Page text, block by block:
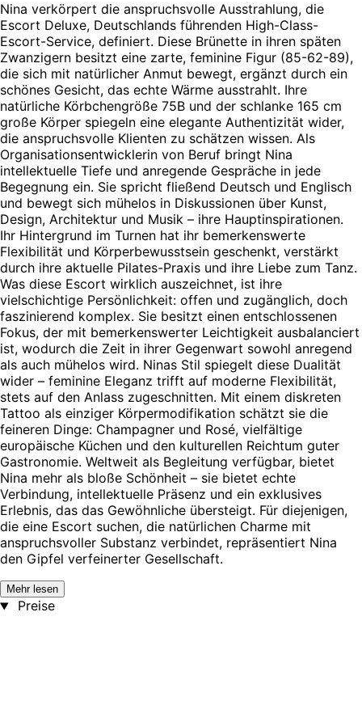
Nina verkörpert die anspruchsvolle Ausstrahlung, die
Escort Deluxe, Deutschlands führenden High-Class-
Escort-Service, definiert. Diese Brünette in ihren späten
Zwanzigern besitzt eine zarte, feminine Figur (85-62-89),
die sich mit natürlicher Anmut bewegt, ergänzt durch ein
schönes Gesicht, das echte Wärme ausstrahlt. Ihre
natürliche Körbchengröße 75B und der schlanke 165 cm
große Körper spiegeln eine elegante Authentizität wider,
die anspruchsvolle Klienten zu schätzen wissen. Als
Organisationsentwicklerin von Beruf bringt Nina
intellektuelle Tiefe und anregende Gespräche in jede
Begegnung ein. Sie spricht fließend Deutsch und Englisch
und bewegt sich mühelos in Diskussionen über Kunst,
Design, Architektur und Musik – ihre Hauptinspirationen.
Ihr Hintergrund im Turnen hat ihr bemerkenswerte
Flexibilität und Körperbewusstsein geschenkt, verstärkt
durch ihre aktuelle Pilates-Praxis und ihre Liebe zum Tanz.
Was diese Escort wirklich auszeichnet, ist ihre
vielschichtige Persönlichkeit: offen und zugänglich, doch
faszinierend komplex. Sie besitzt einen entschlossenen
Fokus, der mit bemerkenswerter Leichtigkeit ausbalanciert
ist, wodurch die Zeit in ihrer Gegenwart sowohl anregend
als auch mühelos wird. Ninas Stil spiegelt diese Dualität
wider – feminine Eleganz trifft auf moderne Flexibilität,
stets auf den Anlass zugeschnitten. Mit einem diskreten
Tattoo als einziger Körpermodifikation schätzt sie die
feineren Dinge: Champagner und Rosé, vielfältige
europäische Küchen und den kulturellen Reichtum guter
Gastronomie. Weltweit als Begleitung verfügbar, bietet
Nina mehr als bloße Schönheit – sie bietet echte
Verbindung, intellektuelle Präsenz und ein exklusives
Erlebnis, das das Gewöhnliche übersteigt. Für diejenigen,
die eine Escort suchen, die natürlichen Charme mit
anspruchsvoller Substanz verbindet, repräsentiert Nina
den Gipfel verfeinerter Gesellschaft.
Mehr lesen
Preise